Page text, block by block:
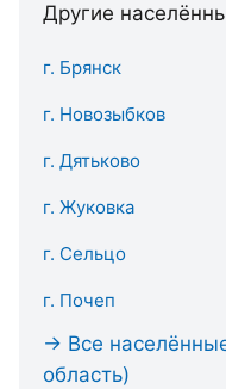
Другие
г. Брянск
г. Новозыбков
г. Дятьково
г. Жуковка
г. Сельцо
г. Почеп
→ Все
область)